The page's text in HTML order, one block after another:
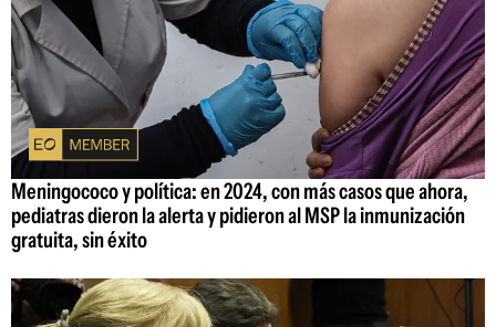
Meningococo y política: en 2024, con más casos que ahora,
pediatras dieron la alerta y pidieron al MSP la inmunización
gratuita, sin éxito